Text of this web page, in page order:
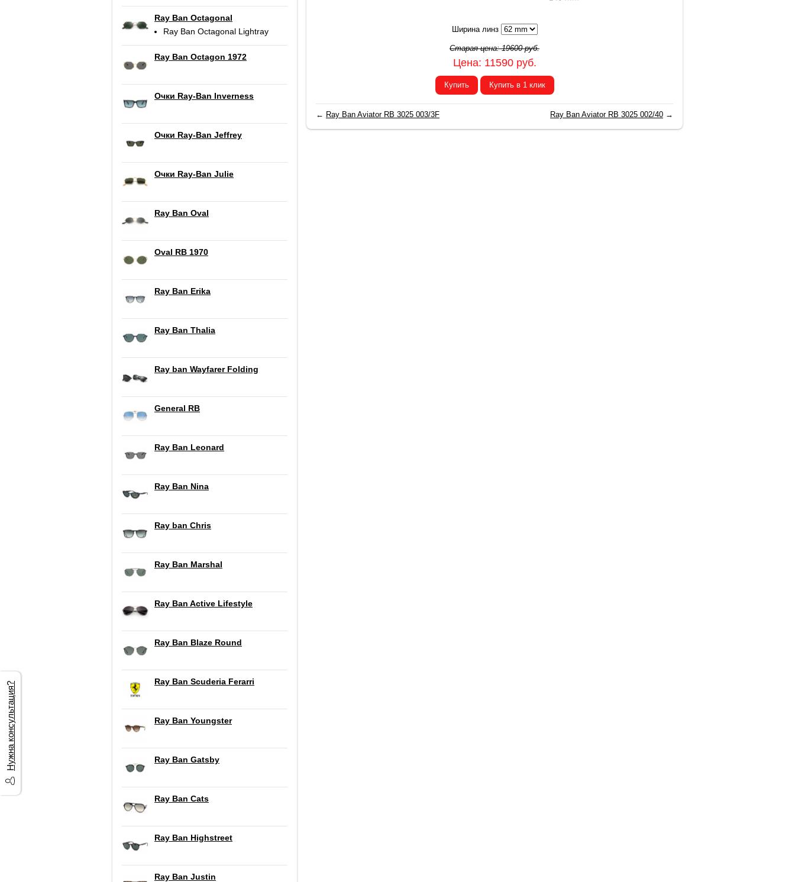
Ray Ban Octagonal
Ray Ban Octagonal Lightray
Ray Ban Octagon 1972
Очки Ray-Ban Inverness
Очки Ray-Ban Jeffrey
Очки Ray-Ban Julie
Ray Ban Oval
Oval RB 1970
Ray Ban Erika
Ray Ban Thalia
Ray ban Wayfarer Folding
General RB
Ray Ban Leonard
Ray Ban Nina
Ray ban Chris
Ray Ban Marshal
Ray Ban Active Lifestyle
Ray Ban Blaze Round
Ray Ban Scuderia Ferarri
Ray Ban Youngster
Ray Ban Gatsby
Ray Ban Cats
Ray Ban Highstreet
Ray Ban Justin
Ширина линз
Старая цена:19600руб.
Цена: 11590руб.
Купить Купить в 1 клик
← Ray Ban Aviator RB 3025 003/3F Ray Ban Aviator RB 3025 002/40 →
Нужна консультация?